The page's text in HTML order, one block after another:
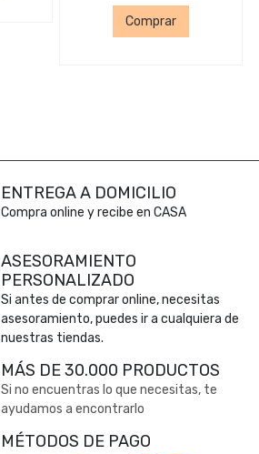
Comprar
ENTREGA A DOMICILIO
Compra online y recibe en CASA
ASESORAMIENTO
PERSONALIZADO
Si antes de comprar online, necesitas
asesoramiento, puedes ir a cualquiera de
nuestras tiendas.
MÁS DE 30.000 PRODUCTOS
Si no encuentras lo que necesitas, te
ayudamos a encontrarlo
MÉTODOS DE PAGO